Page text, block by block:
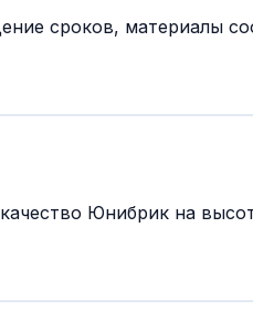
сроков, материалы
Юнибрик на